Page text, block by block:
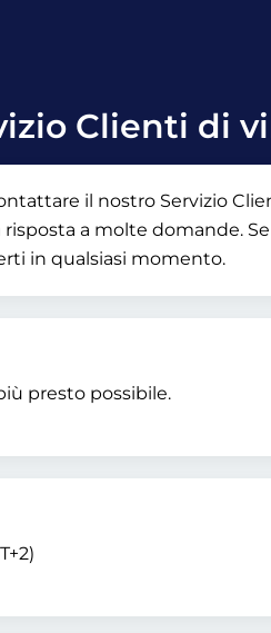
Clienti di
il nostro Servizio
a molte domande.
in qualsiasi momento.
presto possibile.